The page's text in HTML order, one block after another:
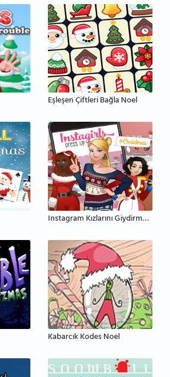
Eşleşen Çiftleri Bağla Noel
Instagram Kızlarını Giydirme Noel
Kabarcık Kodes Noel